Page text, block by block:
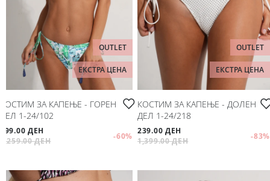
OUTLET
ЕКСТРА ЦЕНА
КОСТИМ ЗА КАПЕЊЕ - ГОРЕН
ДЕЛ 1-24/102
499.00 ДЕН
1,259.00 ДЕН
-60%
OUTLET
ЕКСТРА ЦЕНА
КОСТИМ ЗА КАПЕЊЕ - ДОЛЕН
ДЕЛ 1-24/218
239.00 ДЕН
1,399.00 ДЕН
-83%